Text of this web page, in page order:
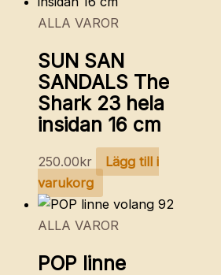
ALLA VAROR
SUN SAN
SANDALS The
Shark 23 hela
insidan 16 cm
250.00kr
Lägg till i
varukorg
ALLA VAROR
POP linne